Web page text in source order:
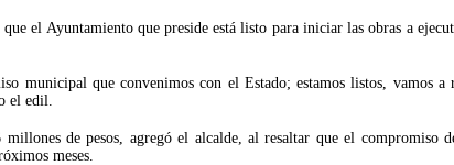
el Ayuntamiento que preside está listo para iniciar las obras a
municipal que convenimos con el Estado; estamos listos, vamos a
el edil.
de pesos, agregó el alcalde, al resaltar que el compromiso
meses.